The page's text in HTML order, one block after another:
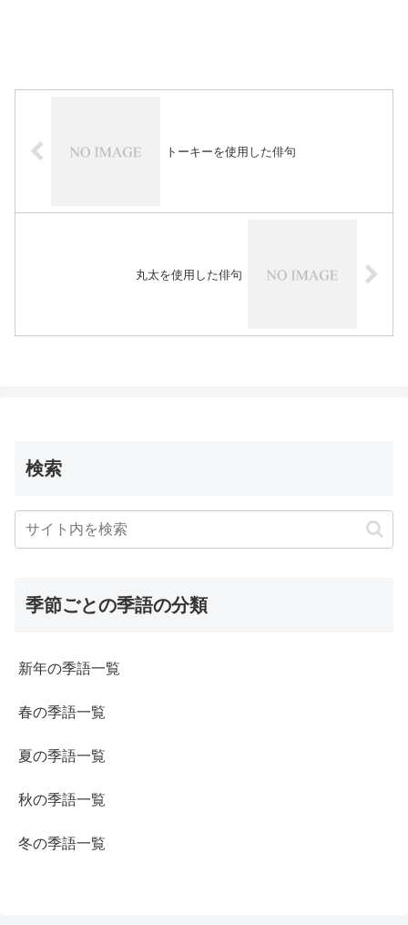
トーキーを使用した俳句
丸太を使用した俳句
検索
季節ごとの季語の分類
新年の季語一覧
春の季語一覧
夏の季語一覧
秋の季語一覧
冬の季語一覧